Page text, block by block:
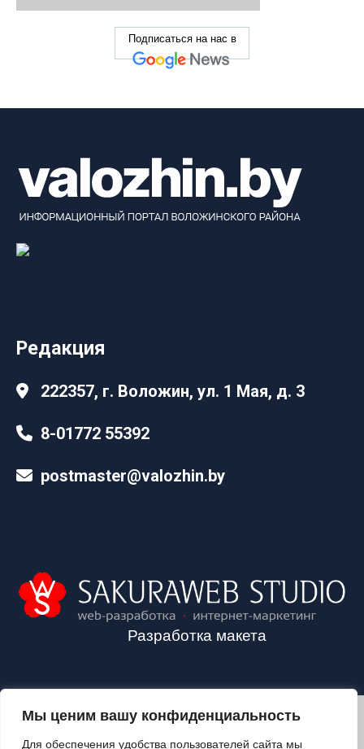
Мы ценим вашу конфиденциальность
Для обеспечения удобства пользователей сайта мы
Подписаться на нас в
Редакция
222357, г. Воложин, ул. 1 Мая, д. 3
8-01772 55392
postmaster@valozhin.by
Разработка макета
2024©VALOZHIN.BY - НОВОСТИ ВОЛОЖИНСКОГО РАЙОНА